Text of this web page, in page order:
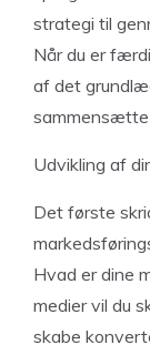
strategi til
Når du er
af det
sammensætte
Udvikling af
Det første
Hvad er dine
medier vil du
skabe